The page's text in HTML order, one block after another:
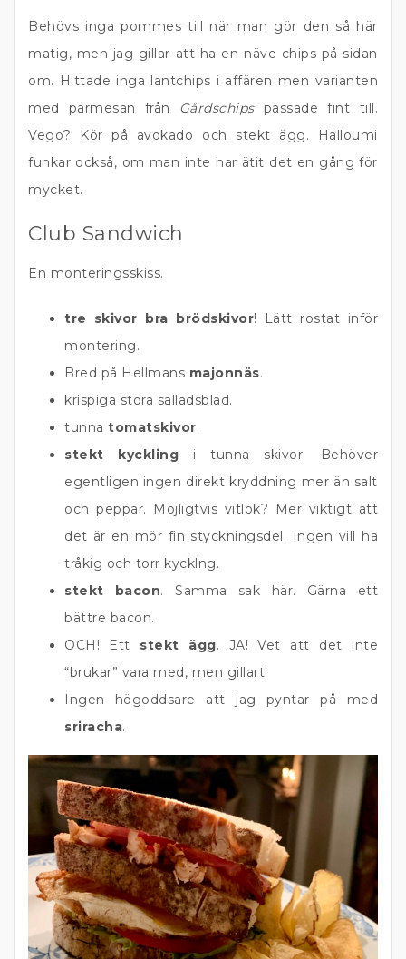
Behövs inga pommes till när man gör den så här
matig, men jag gillar att ha en näve chips på sidan
om. Hittade inga lantchips i affären men varianten
med parmesan från Gårdschipspassade fint till.
Vego? Kör på avokado och stekt ägg. Halloumi
funkar också, om man inte har ätit det en gång för
mycket.
Club Sandwich
En monteringsskiss.
tre skivor bra brödskivor! Lätt rostat inför
montering.
Bred på Hellmans majonnäs.
krispiga stora salladsblad.
tunna tomatskivor.
stekt kyckling i tunna skivor. Behöver
egentligen ingen direkt kryddning mer än salt
och peppar. Möjligtvis vitlök? Mer viktigt att
det är en mör fin styckningsdel. Ingen vill ha
tråkig och torr kycklng.
stekt bacon. Samma sak här. Gärna ett
bättre bacon.
OCH! Ett stekt ägg. JA! Vet att det inte
“brukar” vara med, men gillart!
Ingen högoddsare att jag pyntar på med
sriracha.